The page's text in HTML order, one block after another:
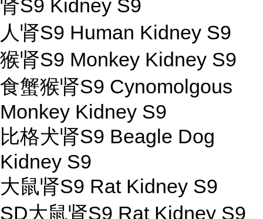
肾S9 Kidney S9
人肾S9 Human Kidney S9
猴肾S9 Monkey Kidney S9
食蟹猴肾S9 Cynomolgous
Monkey Kidney S9
比格犬肾S9 Beagle Dog
Kidney S9
大鼠肾S9 Rat Kidney S9
SD大鼠肾S9 Rat Kidney S9